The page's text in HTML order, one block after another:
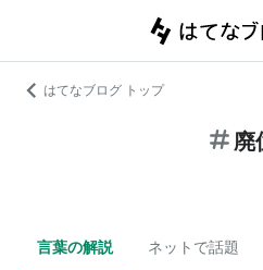
はてなブログ トップ
廃
言葉の解説 ネットで話題